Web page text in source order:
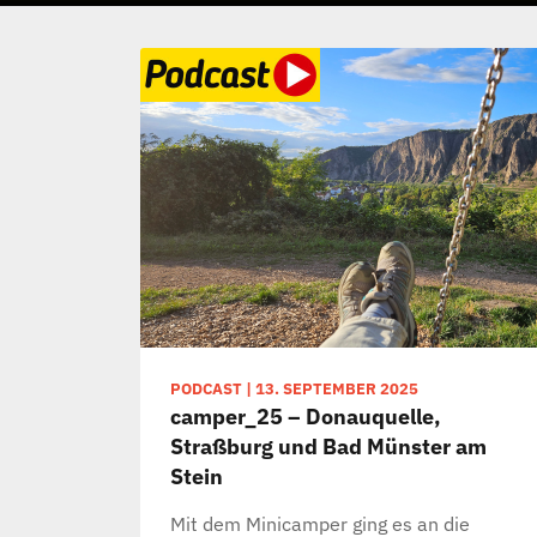
PODCAST | 13. SEPTEMBER 2025
camper_25 – Donauquelle,
Straßburg und Bad Münster am
Stein
Mit dem Minicamper ging es an die